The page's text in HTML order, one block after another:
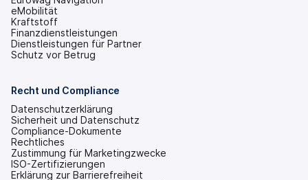
eMobilität
Kraftstoff
Finanzdienstleistungen
Dienstleistungen für Partner
Schutz vor Betrug
Recht und Compliance
Datenschutzerklärung
Sicherheit und Datenschutz
Compliance-Dokumente
Rechtliches
Zustimmung für Marketingzwecke
ISO-Zertifizierungen
Erklärung zur Barrierefreiheit